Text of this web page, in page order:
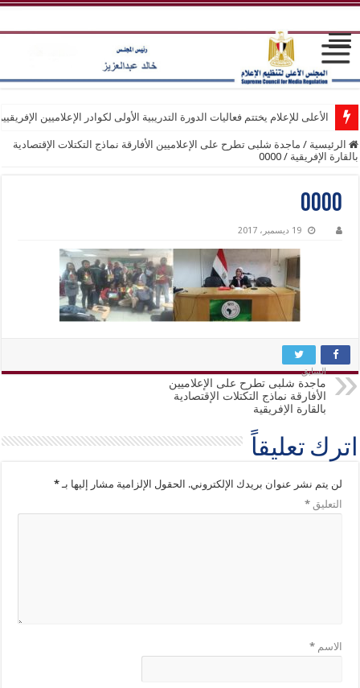
الأعلى للإعلام يختتم فعاليات الدورة التدريبية الأولى لكوادر الإعلاميين
الرئيسية / ماجدة شلبى تطرح على الإعلاميين الأفارقة نماذج التكتلات الإقتصادية
بالقارة الإفريقية /
0000
0000
19 ديسمبر، 2017
السابق
ماجدة شلبى تطرح على الإعلاميين
الأفارقة نماذج التكتلات الإقتصادية
بالقارة الإفريقية
اترك تعليقاً
لن يتم نشر عنوان بريدك الإلكتروني. الحقول الإلزامية مشار إليها بـ*
التعليق*
الاسم*